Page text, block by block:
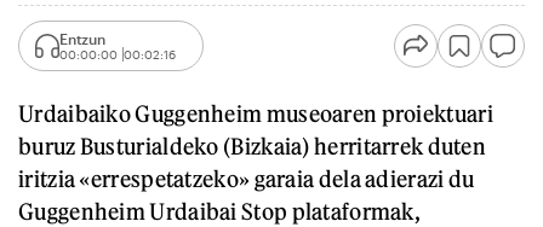
Entzun
00:00:00 00:02:16
Urdaibaiko Guggenheim museoaren proiektuari
buruz Busturialdeko (Bizkaia) herritarrek duten
iritzia «errespetatzeko» garaia dela adierazi du
Guggenheim Urdaibai Stop plataformak,